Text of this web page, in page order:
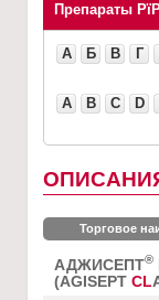
Препараты
А Б В Г
A B C D
Торговое
АДЖИСЕПТ®
(AGISEPT CL